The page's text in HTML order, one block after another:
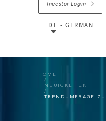
Investor Login
DE - GERMAN
HOME
NEUIGKEITEN